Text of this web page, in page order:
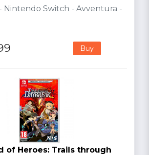
Nintendo Switch - Avventura -
Buy
of Heroes: Trails through